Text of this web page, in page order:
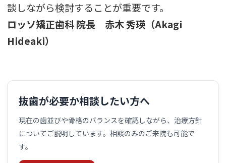
談しながら検討することが重要です。
ロッソ矯正歯科 院長 赤木 秀瑛（Akagi
Hideaki）
抜歯が必要か相談したい方へ
現在の歯並びや骨格のバランスを確認しながら、治療方針
についてご説明しています。相談のみのご来院も可能で
す。